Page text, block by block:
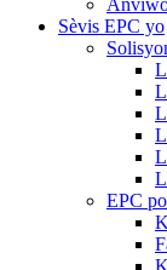
Sèvis EPC yo
EPC